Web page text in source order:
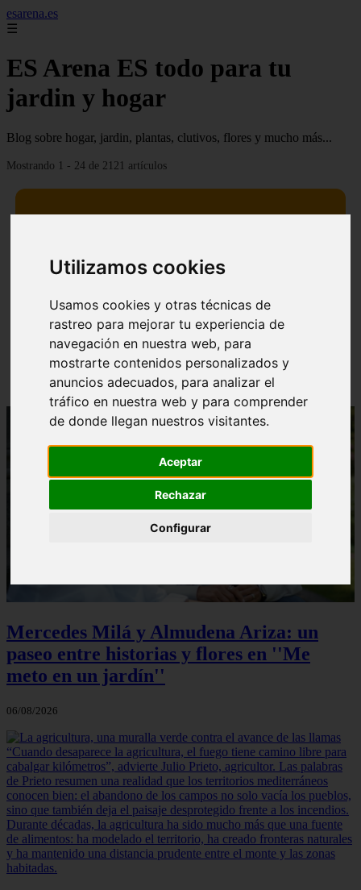
Utilizamos cookies
Usamos cookies y otras técnicas de
rastreo para mejorar tu experiencia de
navegación en nuestra web, para
mostrarte contenidos personalizados y
anuncios adecuados, para analizar el
tráfico en nuestra web y para comprender
de donde llegan nuestros visitantes.
Aceptar
Rechazar
Configurar
esarena.es
☰
ES Arena ES todo para tu
jardin y hogar
Blog sobre hogar, jardin, plantas, clutivos, flores y mucho más...
Mostrando 1 - 24 de 2121 artículos
defendible
Mercedes Milá y Almudena Ariza: un
paseo entre historias y flores en ''Me
meto en un jardín''
06/08/2026